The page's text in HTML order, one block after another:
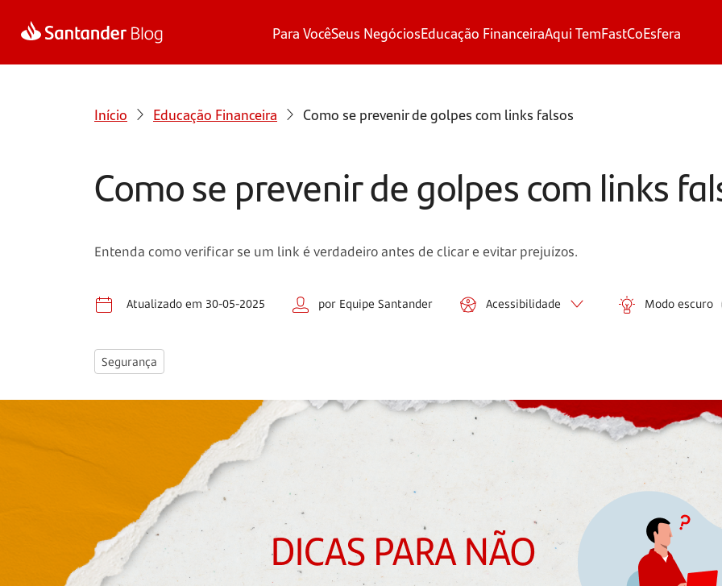
Para VocêSeus NegóciosEducação FinanceiraAqui TemFastCoEsfera
Início Educação Financeira Como se prevenir de golpes com links falsos
Como se prevenir de golpes com links
Entenda como verificar se um link é verdadeiro antes de clicar e evitar prejuízos.
Atualizado em 30-05-2025 por Equipe Santander Acessibilidade Modo escuro
Segurança